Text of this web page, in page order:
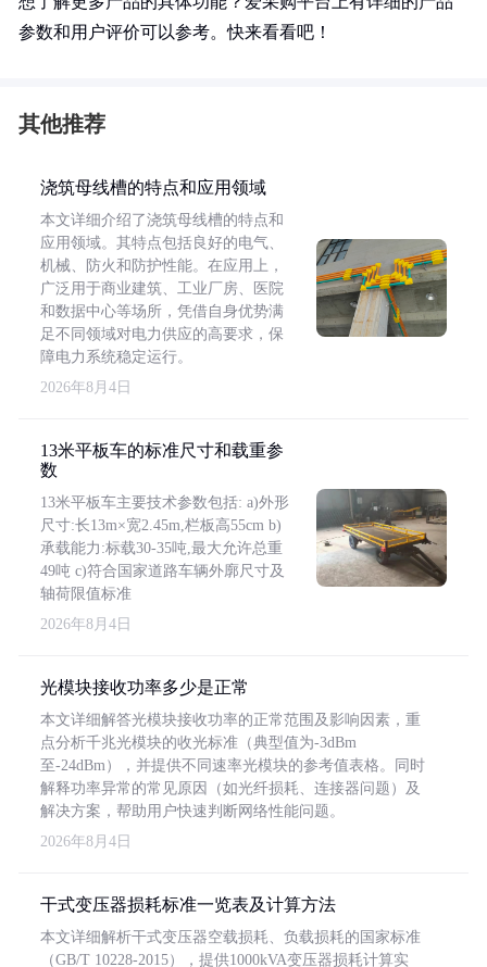
参数和用户评价可以参考。快来看看吧！
其他推荐
浇筑母线槽的特点和应用领域
本文详细介绍了浇筑母线槽的特点和
应用领域。其特点包括良好的电气、
机械、防火和防护性能。在应用上，
广泛用于商业建筑、工业厂房、医院
和数据中心等场所，凭借自身优势满
足不同领域对电力供应的高要求，保
障电力系统稳定运行。
2026年8月4日
13米平板车的标准尺寸和载重参
数
13米平板车主要技术参数包括: a)外形
尺寸:长13m×宽2.45m,栏板高55cm b)
承载能力:标载30-35吨,最大允许总重
49吨 c)符合国家道路车辆外廓尺寸及
轴荷限值标准
2026年8月4日
光模块接收功率多少是正常
本文详细解答光模块接收功率的正常范围及影响因素，重
点分析千兆光模块的收光标准（典型值为-3dBm
至-24dBm），并提供不同速率光模块的参考值表格。同时
解释功率异常的常见原因（如光纤损耗、连接器问题）及
解决方案，帮助用户快速判断网络性能问题。
2026年8月4日
干式变压器损耗标准一览表及计算方法
本文详细解析干式变压器空载损耗、负载损耗的国家标准
（GB/T 10228-2015），提供1000kVA变压器损耗计算实